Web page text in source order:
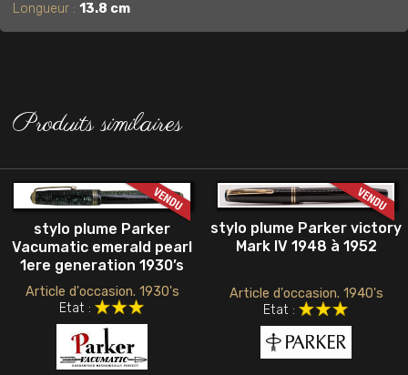
Longueur :13.8 cm
Produits similaires
stylo plume Parker
Vacumatic emerald pearl
1ere generation 1930’s
Article d'occasion. 1930's
Etat :
stylo plume Parker victory
Mark IV 1948 à 1952
Article d'occasion. 1940's
Etat :